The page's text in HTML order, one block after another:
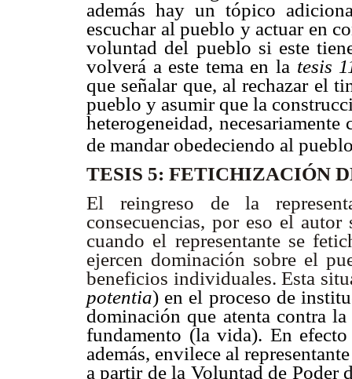
además hay un tópico
escuchar al pueblo y actuar en
voluntad del pueblo si este
volverá a este tema en la tesis
que señalar que, al rechazar el
pueblo y asumir que la
heterogeneidad,
de mandar obedeciendo al
TESIS 5: FETICHIZACIÓN
El reingreso de la
consecuencias, por eso el
cuando el representante se
ejercen dominación sobre el
beneficios individuales. Esta
potentia) en el proceso de
dominación que atenta contra
fundamento (la vida). En
además, envilece al
a partir de la Voluntad de